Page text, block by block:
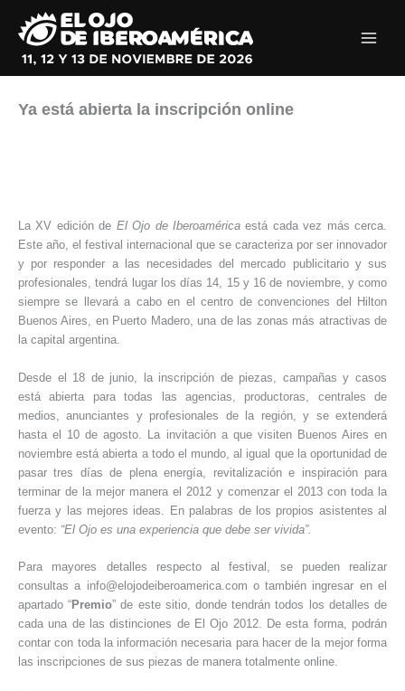
contenido
Ya está abierta la inscripción online
La XV edición de El Ojo de Iberoaméricaestá cada vez más cerca.
Este año, el festival internacional que se caracteriza por ser innovador
y por responder a las necesidades del mercado publicitario y sus
profesionales, tendrá lugar los días 14, 15 y 16 de noviembre, y como
siempre se llevará a cabo en el centro de convenciones del Hilton
Buenos Aires, en Puerto Madero, una de las zonas más atractivas de
la capital argentina.
Desde el 18 de junio, la inscripción de piezas, campañas y casos
está abierta para todas las agencias, productoras, centrales de
medios, anunciantes y profesionales de la región, y se extenderá
hasta el 10 de agosto. La invitación a que visiten Buenos Aires en
noviembre está abierta a todo el mundo, al igual que la oportunidad de
pasar tres días de plena energía, revitalización e inspiración para
terminar de la mejor manera el 2012 y comenzar el 2013 con toda la
fuerza y las mejores ideas. En palabras de los propios asistentes al
evento: “El Ojo es una experiencia que debe ser vivida”.
Para mayores detalles respecto al festival, se pueden realizar
consultas a info@elojodeiberoamerica.com o también ingresar en el
apartado “Premio” de este sitio, donde tendrán todos los detalles de
cada una de las distinciones de El Ojo 2012. De esta forma, podrán
contar con toda la información necesaria para hacer de la mejor forma
las inscripciones de sus piezas de manera totalmente online.